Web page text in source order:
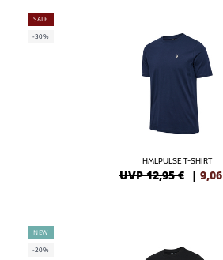
SALE
-30%
HMLPULSE T-SHIRT
UVP 12,95 € | 9,06
NEW
-20%